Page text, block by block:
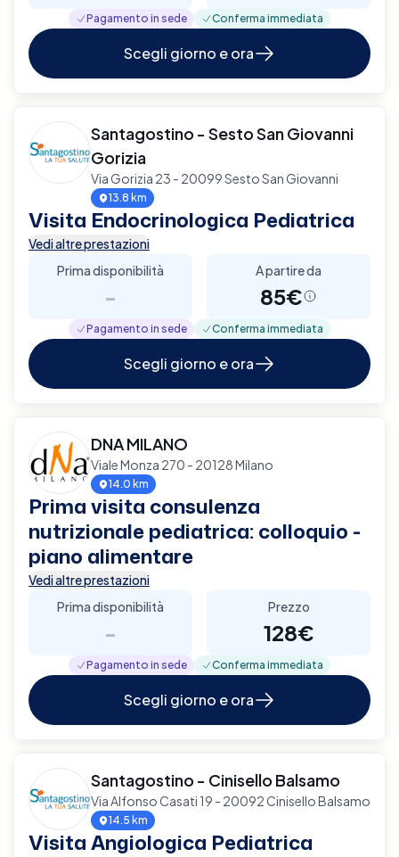
Pagamento in sede Conferma immediata
Scegli giorno e ora
Santagostino - Sesto San Giovanni
Gorizia
Via Gorizia 23 - 20099 Sesto San Giovanni
13.8 km
Visita Endocrinologica Pediatrica
Vedi altre prestazioni
Prima disponibilità
-
A partire da
85€
Pagamento in sede Conferma immediata
Scegli giorno e ora
DNA MILANO
Viale Monza 270 - 20128 Milano
14.0 km
Prima visita consulenza
nutrizionale pediatrica: colloquio -
piano alimentare
Vedi altre prestazioni
Prima disponibilità
-
Prezzo
128€
Pagamento in sede Conferma immediata
Scegli giorno e ora
Santagostino - Cinisello Balsamo
Via Alfonso Casati 19 - 20092 Cinisello Balsamo
14.5 km
Visita Angiologica Pediatrica